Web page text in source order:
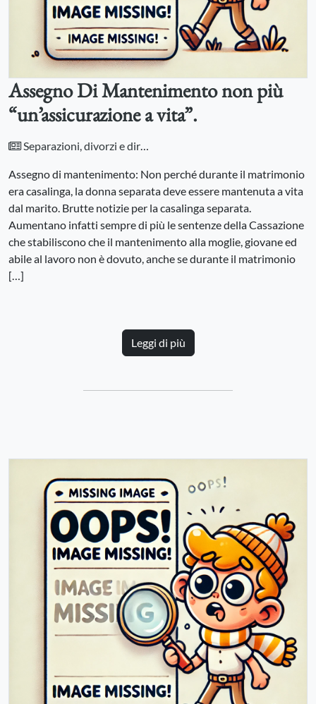
Assegno Di Mantenimento non più
“un’assicurazione a vita”.
Separazioni, divorzi e diritto di famiglia
Assegno di mantenimento: Non perché durante il matrimonio
era casalinga, la donna separata deve essere mantenuta a vita
dal marito. Brutte notizie per la casalinga separata.
Aumentano infatti sempre di più le sentenze della Cassazione
che stabiliscono che il mantenimento alla moglie, giovane ed
abile al lavoro non è dovuto, anche se durante il matrimonio
[…]
Leggi di più